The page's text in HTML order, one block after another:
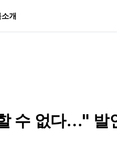
소개
수 없다..." 발